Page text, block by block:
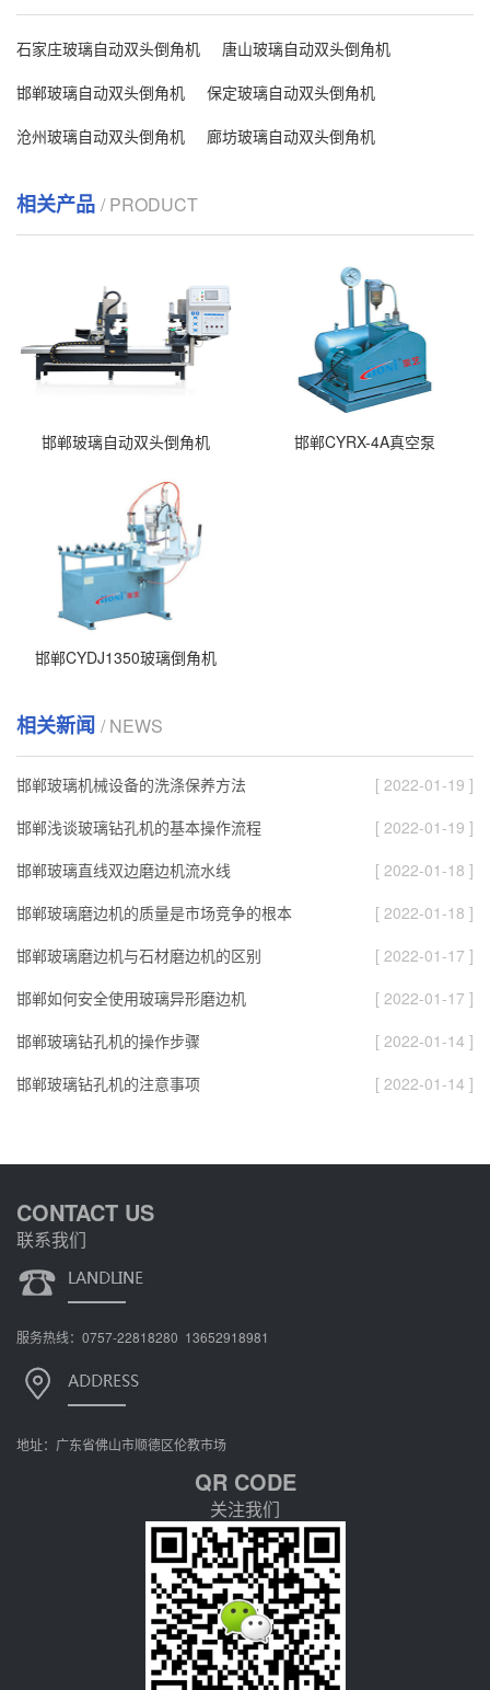
石家庄玻璃自动双头倒角机
唐山玻璃自动双头倒角机
邯郸玻璃自动双头倒角机
保定玻璃自动双头倒角机
沧州玻璃自动双头倒角机
廊坊玻璃自动双头倒角机
相关产品 / PRODUCT
邯郸玻璃自动双头倒角机 邯郸CYRX-4A真空泵
邯郸CYDJ1350玻璃倒角机
相关新闻 / NEWS
邯郸玻璃机械设备的洗涤保养方法
[ 2022-01-19 ]
邯郸浅谈玻璃钻孔机的基本操作流程
[ 2022-01-19 ]
邯郸玻璃直线双边磨边机流水线
[ 2022-01-18 ]
邯郸玻璃磨边机的质量是市场竞争的根本
[ 2022-01-18 ]
邯郸玻璃磨边机与石材磨边机的区别
[ 2022-01-17 ]
邯郸如何安全使用玻璃异形磨边机
[ 2022-01-17 ]
邯郸玻璃钻孔机的操作步骤
[ 2022-01-14 ]
邯郸玻璃钻孔机的注意事项
[ 2022-01-14 ]
CONTACT US
联系我们
服务热线：0757-22818280 13652918981
地址：广东省佛山市顺德区伦教市场
QR CODE
关注我们